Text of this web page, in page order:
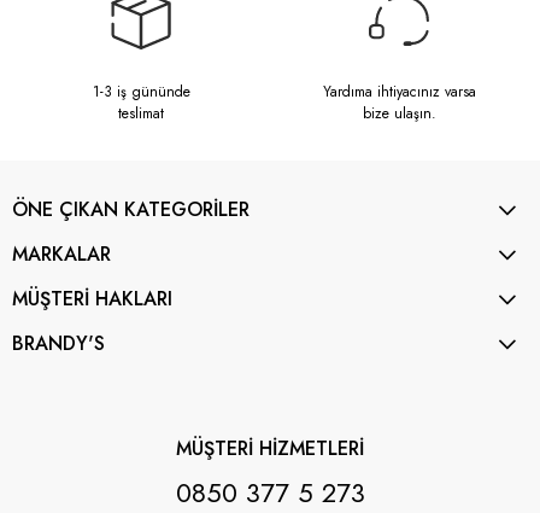
1-3 iş gününde
teslimat
Yardıma ihtiyacınız varsa
bize ulaşın.
ÖNE ÇIKAN KATEGORİLER
MARKALAR
MÜŞTERİ HAKLARI
BRANDY'S
MÜŞTERİ HİZMETLERİ
0850 377 5 273